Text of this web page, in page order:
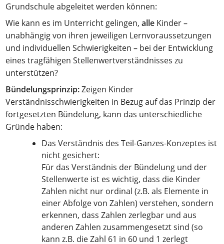
Grundschule abgeleitet werden können:
Wie kann es im Unterricht gelingen, alle Kinder –
unabhängig von ihren jeweiligen Lernvoraussetzungen
und individuellen Schwierigkeiten – bei der Entwicklung
eines tragfähigen Stellenwertverständnisses zu
unterstützen?
Bündelungsprinzip:Zeigen Kinder
Verständnisschwierigkeiten in Bezug auf das Prinzip der
fortgesetzten Bündelung, kann das unterschiedliche
Gründe haben:
Das Verständnis des Teil-Ganzes-Konzeptes ist
nicht gesichert:
Für das Verständnis der Bündelung und der
Stellenwerte ist es wichtig, dass die Kinder
Zahlen nicht nur ordinal (z.B. als Elemente in
einer Abfolge von Zahlen) verstehen, sondern
erkennen, dass Zahlen zerlegbar und aus
anderen Zahlen zusammengesetzt sind (so
kann z.B. die Zahl 61 in 60 und 1 zerlegt